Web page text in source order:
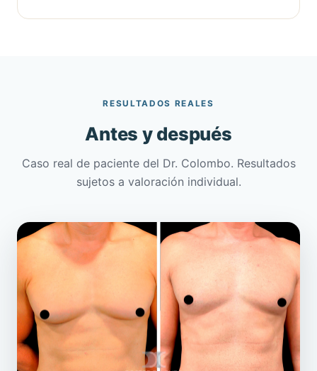
RESULTADOS REALES
Antes y después
Caso real de paciente del Dr. Colombo. Resultados
sujetos a valoración individual.